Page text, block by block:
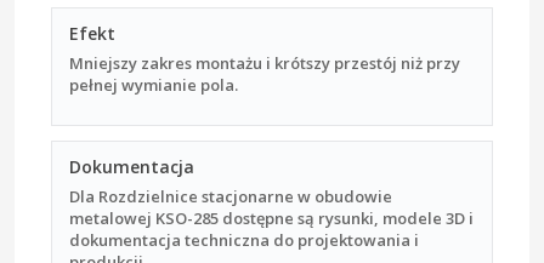
Efekt
Mniejszy zakres montażu i krótszy przestój niż przy
pełnej wymianie pola.
Dokumentacja
Dla Rozdzielnice stacjonarne w obudowie
metalowej KSO-285 dostępne są rysunki, modele 3D i
dokumentacja techniczna do projektowania i